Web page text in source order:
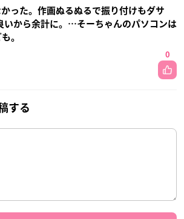
った。作画ぬるぬるで振り付けもダサ
いから余計に。…そーちゃんのパソコンは
。
0
する